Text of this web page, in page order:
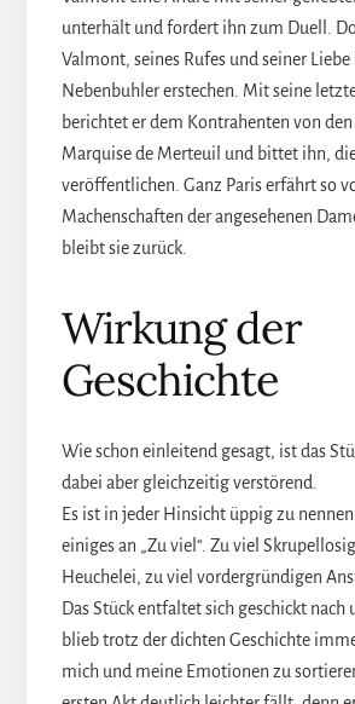
unterhält und fordert ihn zum Duell.
Valmont, seines Rufes und seiner
Nebenbuhler erstechen. Mit seine
berichtet er dem Kontrahenten von
Marquise de Merteuil und bittet ihn,
veröffentlichen. Ganz Paris erfährt so
Machenschaften der angesehenen
bleibt sie zurück.
Wirkung der
Geschichte
Wie schon einleitend gesagt, ist das
dabei aber gleichzeitig verstörend.
Es ist in jeder Hinsicht üppig zu
einiges an „Zu viel“. Zu viel
Heuchelei, zu viel vordergründigen
Das Stück entfaltet sich geschickt nach
blieb trotz der dichten Geschichte
mich und meine Emotionen zu